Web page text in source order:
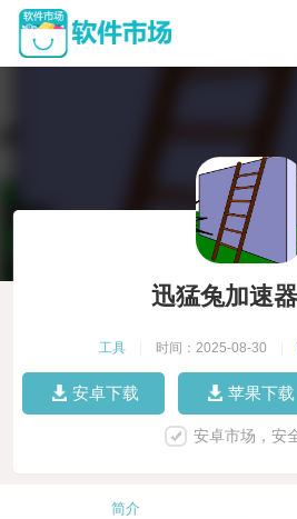
迅猛兔加速
工具 时间：2025-08-30
安卓下载 苹果下载
安卓市场，安
简介